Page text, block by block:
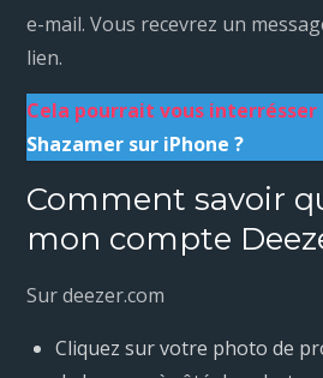
e-mail. Vous recevrez un
lien.
Cela pourrait vous interrésser
Shazamer sur iPhone ?
Comment savoir
mon compte
Sur deezer.com
Cliquez sur votre photo de